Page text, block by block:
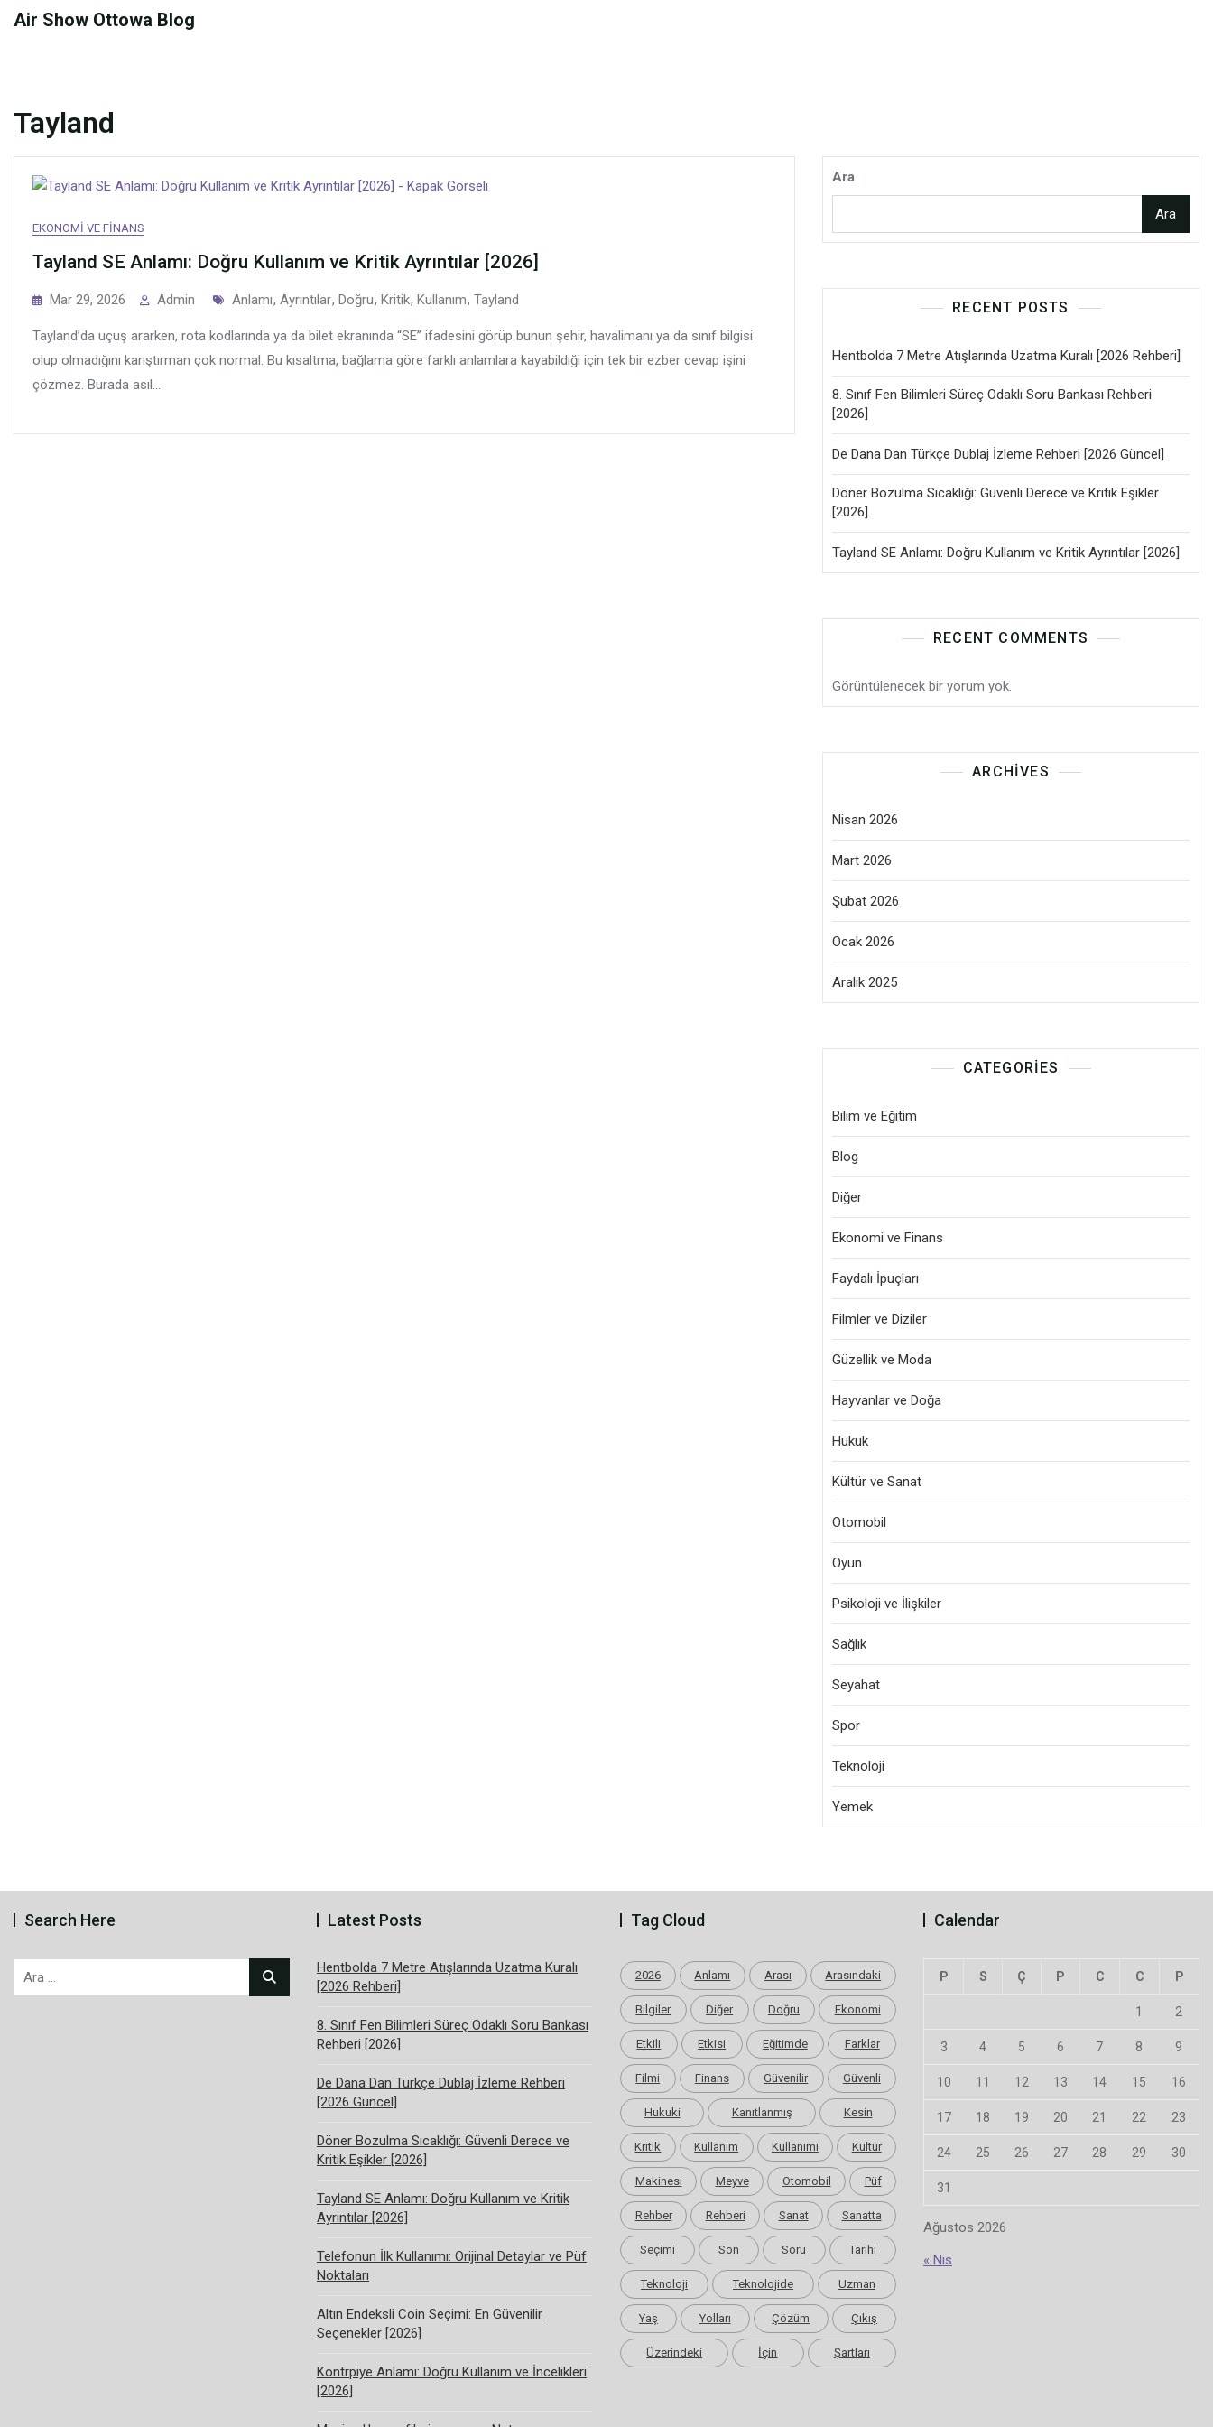
SkipAir Show Ottowa Blog
Tayland
EKONOMI VE FINANS
Tayland SE Anlamı: Doğru Kullanım ve Kritik Ayrıntılar [2026]
Mar 29, 2026 Admin Tags
Anlamı, Ayrıntılar, Doğru, Kritik, Kullanım, Tayland
Tayland’da uçuş ararken, rota kodlarında ya da bilet ekranında “SE” ifadesini görüp bunun şehir, havalimanı ya da sınıf bilgisi
olup olmadığını karıştırman çok normal. Bu kısaltma, bağlama göre farklı anlamlara kayabildiği için tek bir ezber cevap işini
çözmez. Burada asıl...
Ara
Ara
RECENT POSTS
Hentbolda 7 Metre Atışlarında Uzatma Kuralı [2026 Rehberi]
8. Sınıf Fen Bilimleri Süreç Odaklı Soru Bankası Rehberi
[2026]
De Dana Dan Türkçe Dublaj İzleme Rehberi [2026 Güncel]
Döner Bozulma Sıcaklığı: Güvenli Derece ve Kritik Eşikler
[2026]
Tayland SE Anlamı: Doğru Kullanım ve Kritik Ayrıntılar [2026]
RECENT COMMENTS
Görüntülenecek bir yorum yok.
ARCHIVES
Nisan 2026
Mart 2026
Şubat 2026
Ocak 2026
Aralık 2025
CATEGORIES
Bilim ve Eğitim
Blog
Diğer
Ekonomi ve Finans
Faydalı İpuçları
Filmler ve Diziler
Güzellik ve Moda
Hayvanlar ve Doğa
Hukuk
Kültür ve Sanat
Otomobil
Oyun
Psikoloji ve İlişkiler
Sağlık
Seyahat
Spor
Teknoloji
Yemek
Search Here
Arama:
Latest Posts
Hentbolda 7 Metre Atışlarında Uzatma Kuralı
[2026 Rehberi]
8. Sınıf Fen Bilimleri Süreç Odaklı Soru Bankası
Rehberi [2026]
De Dana Dan Türkçe Dublaj İzleme Rehberi
[2026 Güncel]
Döner Bozulma Sıcaklığı: Güvenli Derece ve
Kritik Eşikler [2026]
Tayland SE Anlamı: Doğru Kullanım ve Kritik
Ayrıntılar [2026]
Telefonun İlk Kullanımı: Orijinal Detaylar ve Püf
Noktaları
Altın Endeksli Coin Seçimi: En Güvenilir
Seçenekler [2026]
Kontrpiye Anlamı: Doğru Kullanım ve İncelikleri
[2026]
Tag Cloud
2026 Anlamı Arası Arasındaki
Bilgiler Diğer Doğru Ekonomi
Etkili Etkisi Eğitimde Farklar
Filmi Finans Güvenilir Güvenli
Hukuki Kanıtlanmış Kesin
Kritik Kullanım Kullanımı Kültür
Makinesi Meyve Otomobil Püf
Rehber Rehberi Sanat Sanatta
Seçimi Son Soru Tarihi
Teknoloji Teknolojide Uzman
Yaş Yolları Çözüm Çıkış
Üzerindeki İçin Şartları
Calendar
Ağustos 2026
P S Ç P C C P
1 2
3 4 5 6 7 8 9
10 11 12 13 14 15 16
17 18 19 20 21 22 23
24 25 26 27 28 29 30
31
« Nis